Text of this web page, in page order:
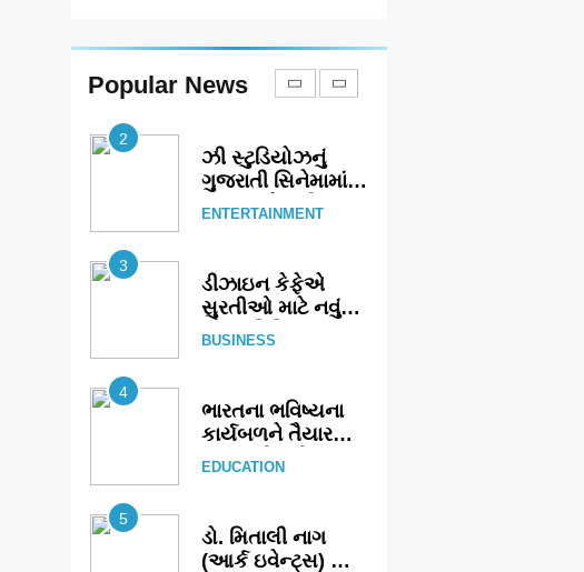
Popular News
નવી દિલ્હીમાં
સફળતાપૂર્વક
યોજાયો
ગુજરાતી સિનેમામાં
એક્શન અને
રોમાંચનો એક તદ્દન
અંદાજ
ENTERTAINMENT
2
ઝી સ્ટુડિયોઝનું
ગુજરાતી સિનેમામાં
ગ્રાન્ડ એન્ટ્રી:
સાથે નવા યુગની
શરૂઆત
ENTERTAINMENT
3
ડીઝાઇન કેફેએ
સુરતીઓ માટે નવું
એક્સપિરિયન્સ
હાજરી વધુ મજબૂત
બનાવી
BUSINESS
4
ભારતના ભવિષ્યના
કાર્યબળને તૈયાર
કરતાં: ટીમલીઝ
સ્નાતકોને ડિગ્રી
એનાયત કરી
EDUCATION
5
ડો. મિતાલી નાગ
(આર્ક ઇવેન્ટ્સ) દ્વારા